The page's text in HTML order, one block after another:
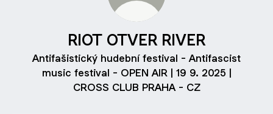
RIOT OTVER RIVER
Antifašistický hudební festival - Antifascist
music festival - OPEN AIR | 19 9. 2025 |
CROSS CLUB PRAHA - CZ